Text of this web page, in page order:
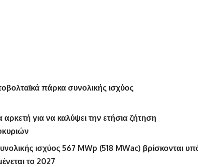
πάρκα συνολικής ισχύος
για να καλύψει την ετήσια ζήτηση
ισχύος 567 MWp (518 MWac) βρίσκονται
το 2027